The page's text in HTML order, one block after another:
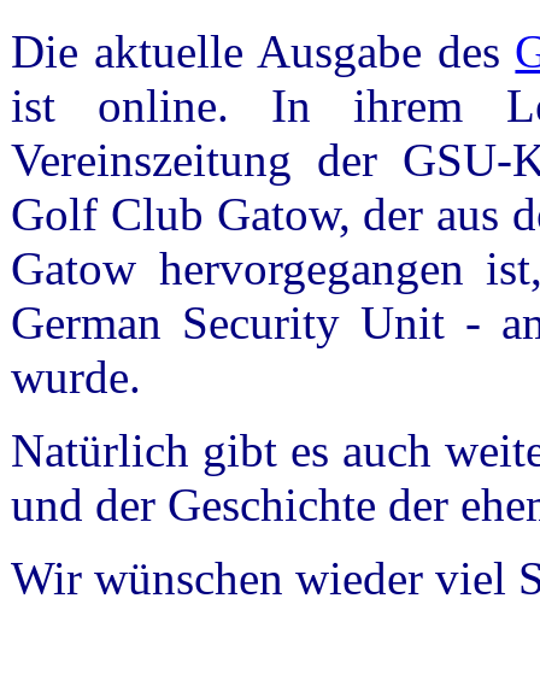
Die aktuelle Ausgabe des
ist online. In ihrem
Vereinszeitung der
Golf Club Gatow, der aus
Gatow hervorgegangen
German Security Unit -
wurde.
Natürlich gibt es auch
und der Geschichte der
Wir wünschen wieder viel